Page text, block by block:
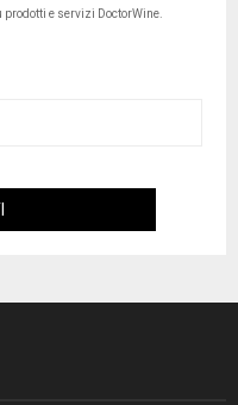
e servizi DoctorWine.